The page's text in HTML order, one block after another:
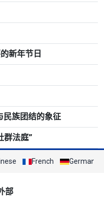
新年节日
民族团结的象征
群法庭”
French German
部